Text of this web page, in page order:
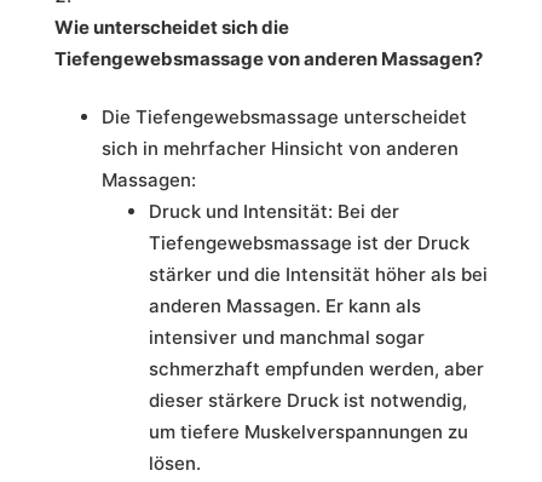
Wie unterscheidet sich die
Tiefengewebsmassage von anderen Massagen?
Die Tiefengewebsmassage unterscheidet
sich in mehrfacher Hinsicht von anderen
Massagen:
Druck und Intensität: Bei der
Tiefengewebsmassage ist der Druck
stärker und die Intensität höher als bei
anderen Massagen. Er kann als
intensiver und manchmal sogar
schmerzhaft empfunden werden, aber
dieser stärkere Druck ist notwendig,
um tiefere Muskelverspannungen zu
lösen.